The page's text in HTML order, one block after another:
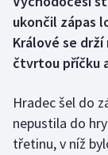
Florbal
Futsal
Golf
Gymnastika
ukončil zápas
Králové se
čtvrtou příčku
Hradec šel do
nepustila do
třetinu, v níž